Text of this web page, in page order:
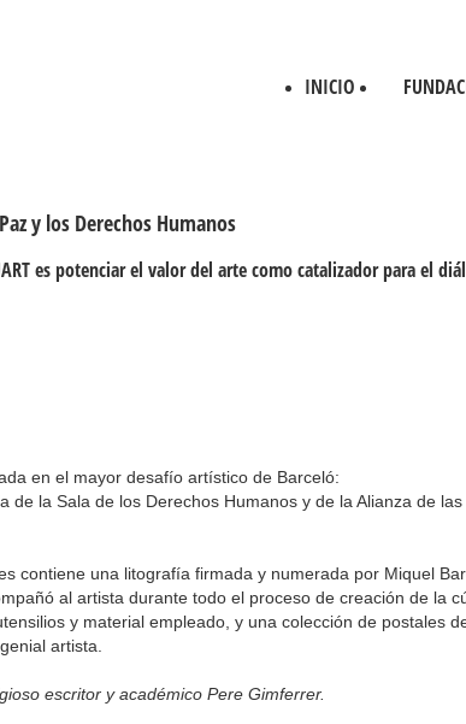
INICIO
y los Derechos Humanos
es potenciar el valor del arte como catalizador para el
en el mayor desafío artístico de Barceló:
de la Sala de los Derechos Humanos y de la Alianza de
contiene una litografía firmada y numerada por Miquel
al artista durante todo el proceso de creación de la
y material empleado, y una colección de postales
artista.
escritor y académico Pere Gimferrer.